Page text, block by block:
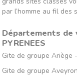
par l’homme au fil des
Départements de
PYRENEES
Gite de groupe Ariège -
Gite de groupe